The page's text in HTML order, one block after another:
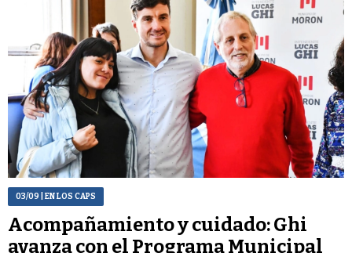
03/09 | EN LOS CAPS
Acompañamiento y cuidado: Ghi
avanza con el Programa Municipal